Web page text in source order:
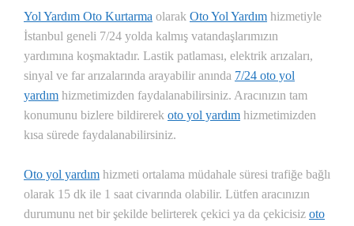
Yol Yardım Oto Kurtarma olarak Oto Yol Yardım hizmetiyle
İstanbul geneli 7/24 yolda kalmış vatandaşlarımızın
yardımına koşmaktadır. Lastik patlaması, elektrik arızaları,
sinyal ve far arızalarında arayabilir anında 7/24 oto yol
yardım hizmetimizden faydalanabilirsiniz. Aracınızın tam
konumunu bizlere bildirerek oto yol yardım hizmetimizden
kısa sürede faydalanabilirsiniz.
Oto yol yardım hizmeti ortalama müdahale süresi trafiğe bağlı
olarak 15 dk ile 1 saat civarında olabilir. Lütfen aracınızın
durumunu net bir şekilde belirterek çekici ya da çekicisiz oto